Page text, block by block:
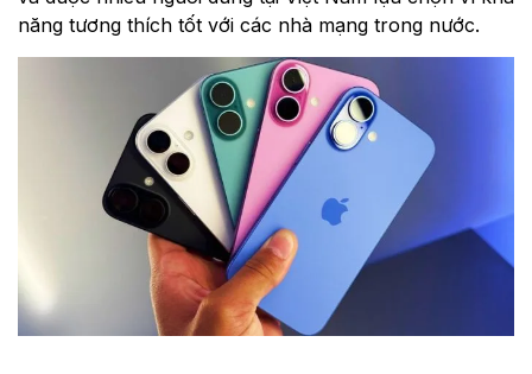
năng tương thích tốt với các nhà mạng trong nước.